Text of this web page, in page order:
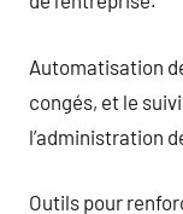
Automatisation
congés, et le
l’administration
Outils pour